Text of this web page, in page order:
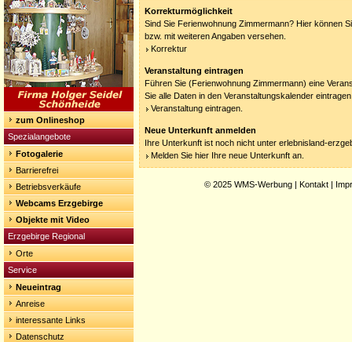
zum Onlineshop
Spezialangebote
Fotogalerie
Barrierefrei
Betriebsverkäufe
Webcams Erzgebirge
Objekte mit Video
Erzgebirge Regional
Orte
Service
Neueintrag
Anreise
interessante Links
Datenschutz
Korrekturmöglichkeit
Sind Sie Ferienwohnung Zimmermann? Hier können
bzw. mit weiteren Angaben versehen.
Korrektur
Veranstaltung eintragen
Führen Sie (Ferienwohnung Zimmermann) eine
Sie alle Daten in den Veranstaltungskalender
Veranstaltung eintragen.
Neue Unterkunft anmelden
Ihre Unterkunft ist noch nicht unter erlebnisland-
Melden Sie hier Ihre neue Unterkunft an.
© 2025 WMS-Werbung | Kontakt |